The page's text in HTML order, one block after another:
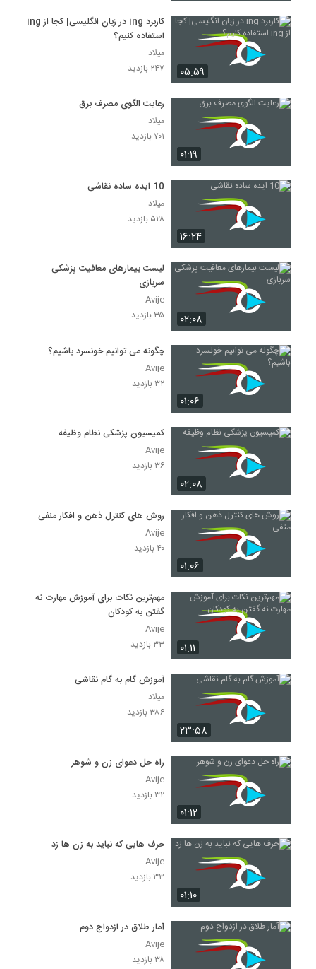
۰۵:۵۹
کاربرد ing در زبان انگلیسی| کجا از ing
استفاده کنیم؟
میلاد
۲۴۷ بازدید
۰۱:۱۹
رعایت الگوی مصرف برق
میلاد
۷۰۱ بازدید
۱۶:۲۴
10 ایده ساده نقاشی
میلاد
۵۲۸ بازدید
۰۲:۰۸
لیست بیمارهای معافیت پزشکی
سربازی
Avije
۳۵ بازدید
۰۱:۰۶
چگونه می توانیم خونسرد باشیم؟
Avije
۳۲ بازدید
۰۲:۰۸
کمیسیون پزشکی نظام وظیفه
Avije
۳۶ بازدید
۰۱:۰۶
روش های کنترل ذهن و افکار منفی
Avije
۴۰ بازدید
۰۱:۱۱
مهم‌ترین نکات برای آموزش مهارت نه
گفتن به کودکان
Avije
۳۳ بازدید
۲۳:۵۸
آموزش گام به گام نقاشی
میلاد
۳۸۶ بازدید
۰۱:۱۲
راه حل دعوای زن و شوهر
Avije
۳۲ بازدید
۰۱:۱۰
حرف هایی که نباید به زن ها زد
Avije
۳۳ بازدید
آمار طلاق در ازدواج دوم
Avije
۳۸ بازدید